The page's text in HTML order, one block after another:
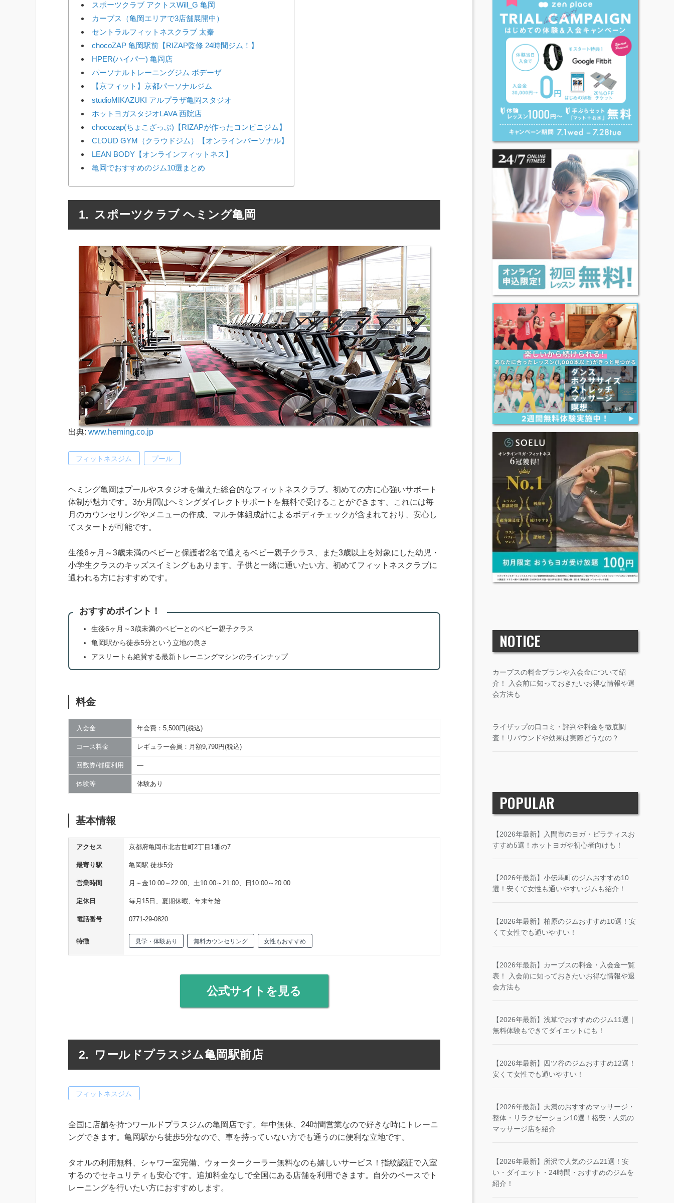
スポーツクラブ アクトスWill_G 亀岡
カーブス（亀岡エリアで3店舗展開中）
セントラルフィットネスクラブ 太秦
chocoZAP 亀岡駅前【RIZAP監修 24時間ジム！】
HPER(ハイパー) 亀岡店
パーソナルトレーニングジム ボデーザ
【京フィット】京都パーソナルジム
studioMIKAZUKI アルプラザ亀岡スタジオ
ホットヨガスタジオLAVA 西院店
chocozap(ちょこざっぷ)【RIZAPが作ったコンビニジム】
CLOUD GYM（クラウドジム）【オンラインパーソナル】
LEAN BODY【オンラインフィットネス】
亀岡でおすすめのジム10選まとめ
スポーツクラブ ヘミング亀岡
出典: www.heming.co.jp
フィットネスジム プール
ヘミング亀岡はプールやスタジオを備えた総合的なフィットネスクラブ。初めての方に心強いサポート
体制が魅力です。3か月間はヘミングダイレクトサポートを無料で受けることができます。これには毎
月のカウンセリングやメニューの作成、マルチ体組成計によるボディチェックが含まれており、安心し
てスタートが可能です。
生後6ヶ月～3歳未満のベビーと保護者2名で通えるベビー親子クラス、また3歳以上を対象にした幼児・
小学生クラスのキッズスイミングもあります。子供と一緒に通いたい方、初めてフィットネスクラブに
通われる方におすすめです。
おすすめポイント！
生後6ヶ月～3歳未満のベビーとのベビー親子クラス
亀岡駅から徒歩5分という立地の良さ
アスリートも絶賛する最新トレーニングマシンのラインナップ
料金
入会金 年会費：5,500円(税込)
コース料金 レギュラー会員：月額9,790円(税込)
回数券/都度利用 ―
体験等 体験あり
基本情報
アクセス 京都府亀岡市北古世町2丁目1番の7
最寄り駅 亀岡駅 徒歩5分
営業時間 月～金10:00～22:00、土10:00～21:00、日10:00～20:00
定休日 毎月15日、夏期休暇、年末年始
電話番号 0771-29-0820
特徴 見学・体験あり 無料カウンセリング 女性もおすすめ
公式サイトを見る
ワールドプラスジム亀岡駅前店
フィットネスジム
全国に店舗を持つワールドプラスジムの亀岡店です。年中無休、24時間営業なので好きな時にトレーニ
ングできます。亀岡駅から徒歩5分なので、車を持っていない方でも通うのに便利な立地です。
タオルの利用無料、シャワー室完備、ウォータークーラー無料なのも嬉しいサービス！指紋認証で入室
するのでセキュリティも安心です。追加料金なしで全国にある店舗を利用できます。自分のペースでト
レーニングを行いたい方におすすめします。
NOTICE
カーブスの料金プランや入会金について紹
介！ 入会前に知っておきたいお得な情報や退
会方法も
ライザップの口コミ・評判や料金を徹底調
査！リバウンドや効果は実際どうなの？
POPULAR
【2026年最新】入間市のヨガ・ピラティスお
すすめ5選！ホットヨガや初心者向けも！
【2026年最新】小伝馬町のジムおすすめ10
選！安くて女性も通いやすいジムも紹介！
【2026年最新】柏原のジムおすすめ10選！安
くて女性でも通いやすい！
【2026年最新】カーブスの料金・入会金一覧
表！ 入会前に知っておきたいお得な情報や退
会方法も
【2026年最新】浅草でおすすめのジム11選｜
無料体験もできてダイエットにも！
【2026年最新】四ツ谷のジムおすすめ12選！
安くて女性でも通いやすい！
【2026年最新】天満のおすすめマッサージ・
整体・リラクゼーション10選！格安・人気の
マッサージ店を紹介
【2026年最新】所沢で人気のジム21選！安
い・ダイエット・24時間・おすすめのジムを
紹介！